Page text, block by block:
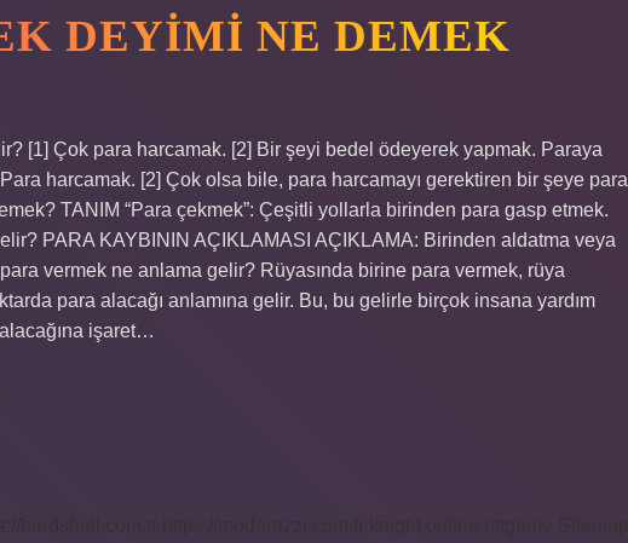
DEYIMI NE DEMEK
[1] Çok para harcamak. [2] Bir şeyi bedel ödeyerek yapmak. Paraya
harcamak. [2] Çok olsa bile, para harcamayı gerektiren bir şeye para
TANIM “Para çekmek”: Çeşitli yollarla birinden para gasp etmek.
PARA KAYBININ AÇIKLAMASI AÇIKLAMA: Birinden aldatma veya
vermek ne anlama gelir? Rüyasında birine para vermek, rüya
para alacağı anlamına gelir. Bu, bu gelirle birçok insana yardım
alacağına işaret…